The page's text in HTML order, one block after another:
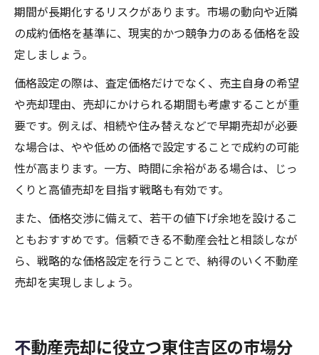
期間が長期化するリスクがあります。市場の動向や近隣
の成約価格を基準に、現実的かつ競争力のある価格を設
定しましょう。
価格設定の際は、査定価格だけでなく、売主自身の希望
や売却理由、売却にかけられる期間も考慮することが重
要です。例えば、相続や住み替えなどで早期売却が必要
な場合は、やや低めの価格で設定することで成約の可能
性が高まります。一方、時間に余裕がある場合は、じっ
くりと高値売却を目指す戦略も有効です。
また、価格交渉に備えて、若干の値下げ余地を設けるこ
ともおすすめです。信頼できる不動産会社と相談しなが
ら、戦略的な価格設定を行うことで、納得のいく不動産
売却を実現しましょう。
不動産売却に役立つ東住吉区の市場分